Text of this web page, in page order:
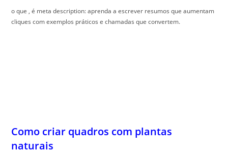
o que , é meta description: aprenda a escrever resumos que aumentam
cliques com exemplos práticos e chamadas que convertem.
Como criar quadros com plantas
naturais